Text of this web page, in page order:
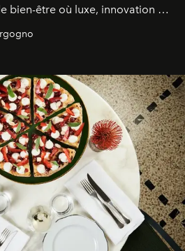
bien-être où luxe, innovation et